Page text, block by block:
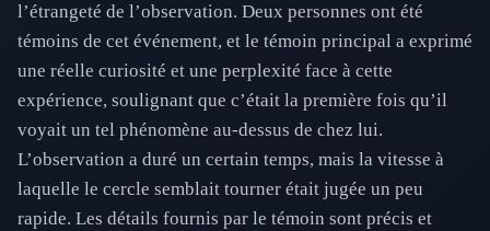
l’étrangeté de l’observation. Deux personnes ont été
témoins de cet événement, et le témoin principal a exprimé
une réelle curiosité et une perplexité face à cette
expérience, soulignant que c’était la première fois qu’il
voyait un tel phénomène au-dessus de chez lui.
L’observation a duré un certain temps, mais la vitesse à
laquelle le cercle semblait tourner était jugée un peu
rapide. Les détails fournis par le témoin sont précis et